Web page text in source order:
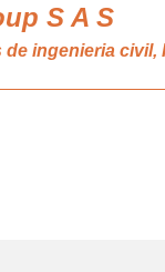
S A S
ingenieria civil,